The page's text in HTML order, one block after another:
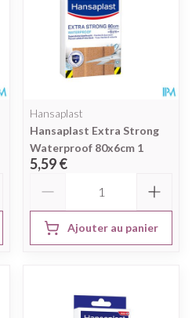
Hansaplast
Hansaplast Extra Strong
Waterproof 80x6cm 1
5,59 €
Ajouter au panier